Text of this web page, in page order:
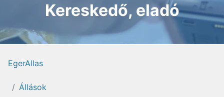
Kereskedő, eladó
EgerAllas
Állások